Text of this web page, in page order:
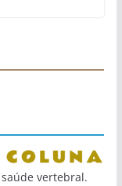
vertebral.